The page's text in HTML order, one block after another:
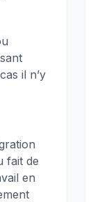
il n’y
fait de
en